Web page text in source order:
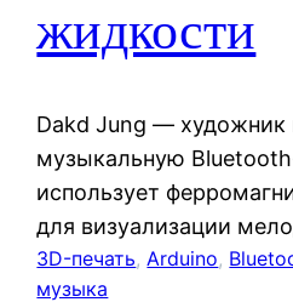
жидкости
Dakd Jung — художник
музыкальную
использует
для визуализации
3D-печать, Arduino,
музыка